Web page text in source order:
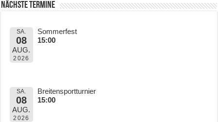
Nächste Termine
SA.
08
AUG.
2026
Sommerfest
15:00
SA.
08
AUG.
2026
Breitensportturnier
15:00